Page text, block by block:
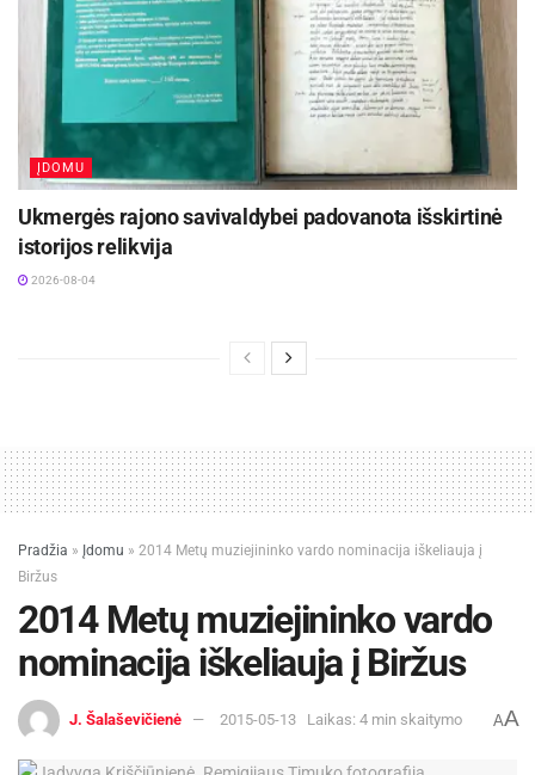
ĮDOMU
Ukmergės rajono savivaldybei padovanota išskirtinė
istorijos relikvija
2026-08-04
Pradžia » Įdomu » 2014 Metų muziejininko vardo nominacija iškeliauja į
Biržus
2014 Metų muziejininko vardo
nominacija iškeliauja į Biržus
J. Šalaševičienė 2015-05-13 Laikas: 4 min skaitymo AA